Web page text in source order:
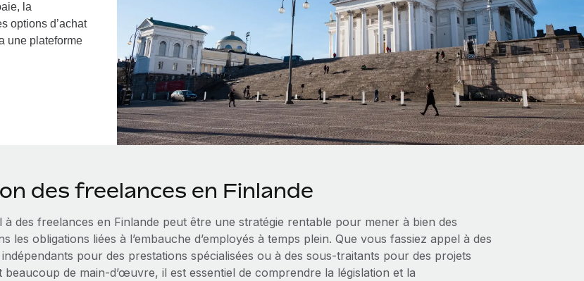
la
options d’achat
une plateforme
des freelances en Finlande
à des freelances en Finlande peut être une stratégie rentable pour mener à bien des
les obligations liées à l’embauche d’employés à temps plein. Que vous fassiez appel à des
pour des prestations spécialisées ou à des sous‑traitants pour des projets
beaucoup de main‑d’œuvre, il est essentiel de comprendre la législation et la